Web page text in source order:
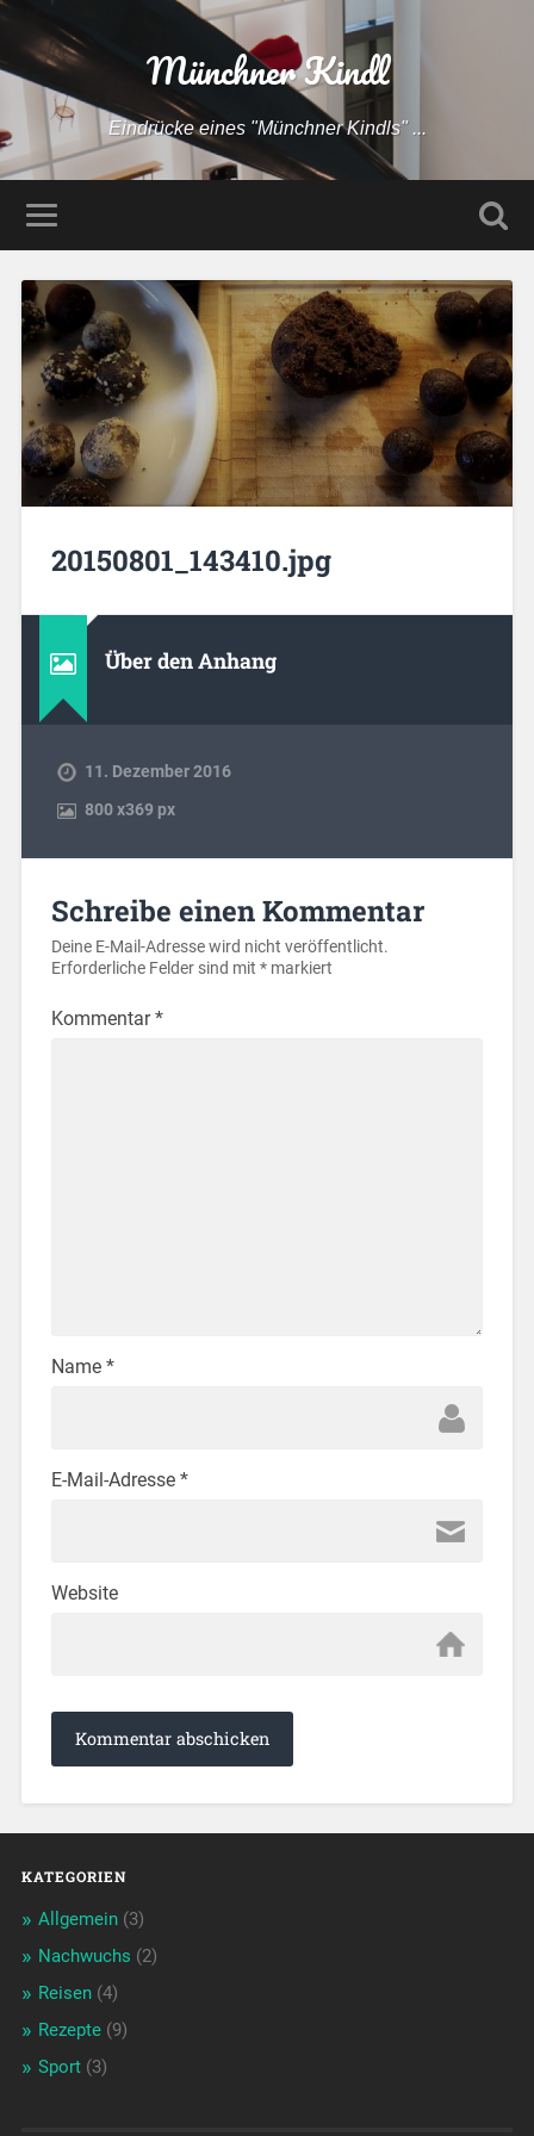
Münchner Kindl
Eindrücke eines "Münchner Kindls" ...
20150801_143410.jpg
Über den Anhang
11. Dezember 2016
800x369 px
Schreibe einen Kommentar
Deine E-Mail-Adresse wird nicht veröffentlicht.
Erforderliche Felder sind mit *markiert
Kommentar*
Name *
E-Mail-Adresse *
Website
KATEGORIEN
Allgemein(3)
Nachwuchs (2)
Reisen(4)
Rezepte(9)
Sport(3)